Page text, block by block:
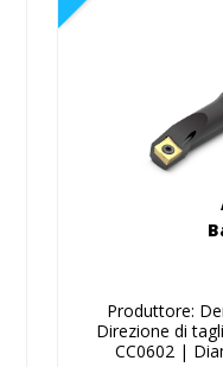
Produttore:
Direzione di
CC0602 |